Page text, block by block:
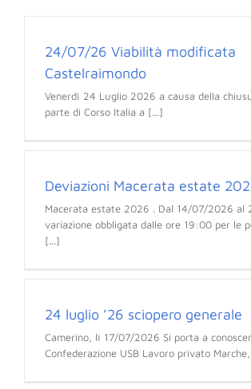
24/07/26 Viabilità modificata
Castelraimondo
Venerdì 24 Luglio 2026 a causa della
parte di Corso Italia a [...]
Deviazioni Macerata estate
Macerata estate 2026 . Dal 14/07/2026
variazione obbligata dalle ore 19:00 per le
[...]
24 luglio ’26 sciopero generale
Camerino, lì 17/07/2026 Si porta a
Confederazione USB Lavoro privato